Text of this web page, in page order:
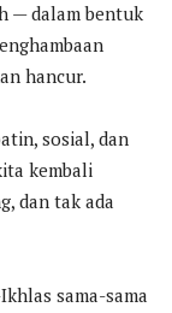
— dalam bentuk
hancur.
sosial, dan
kembali
dan tak ada
sama-sama